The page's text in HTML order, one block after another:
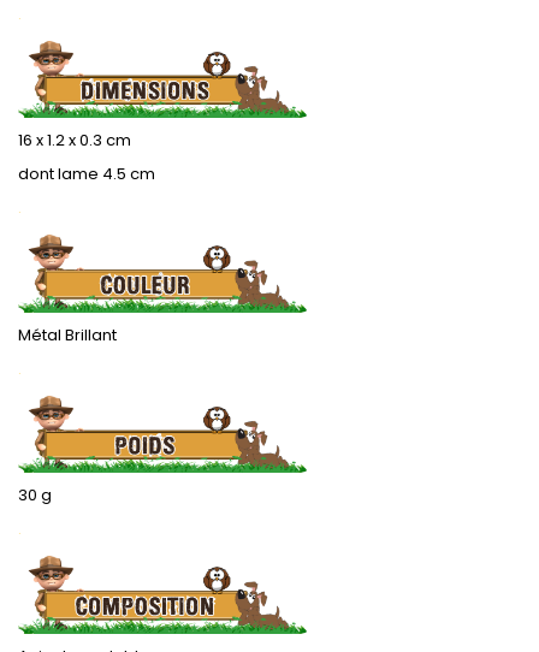
.
16 x 1.2 x 0.3 cm
dont lame 4.5 cm
.
Métal Brillant
.
30 g
.